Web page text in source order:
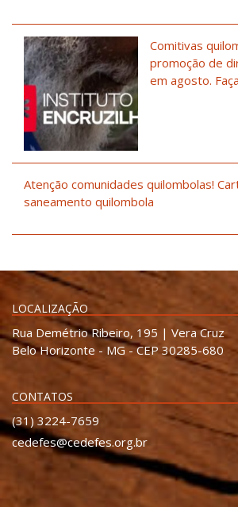
Comitivas
promoção de
em agosto.
Atenção comunidades quilombolas!
saneamento quilombola
LOCALIZAÇÃO
Rua Demétrio Ribeiro, 195 | Vera Cruz
Belo Horizonte - MG - CEP 30285-680
CONTATOS
(31) 3224-7659
cedefes@cedefes.org.br